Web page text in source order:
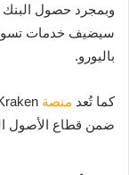
وبمجرد حصول البنك
سيضيف خدمات تسوية
باليورو.
كما تُعد منصة
ضمن قطاع الأصول